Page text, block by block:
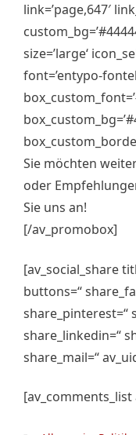
link=’page,647′
size=’large‘
font=’entypo-
Sie möchten
oder
Sie uns an!
[/av_promobox]
[av_social_share
buttons=“
share_pinterest=“
share_linkedin=“
share_mail=“
[av_comments_list